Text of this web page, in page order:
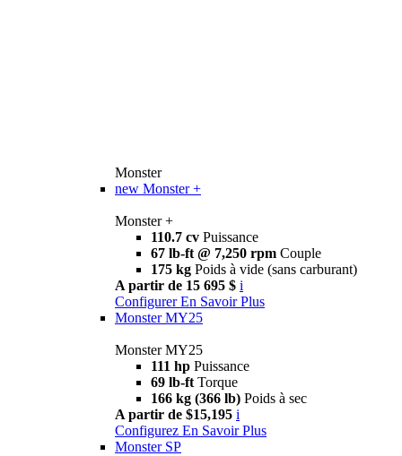
Monster
new Monster +
Monster +
110.7 cv Puissance
67 lb-ft @ 7,250 rpm Couple
175 kg Poids à vide (sans carburant)
A partir de 15 695 $ i
Configurer En Savoir Plus
Monster MY25
Monster MY25
111 hp Puissance
69 lb-ft Torque
166 kg (366 lb) Poids à sec
A partir de $15,195 i
Configurez En Savoir Plus
Monster SP